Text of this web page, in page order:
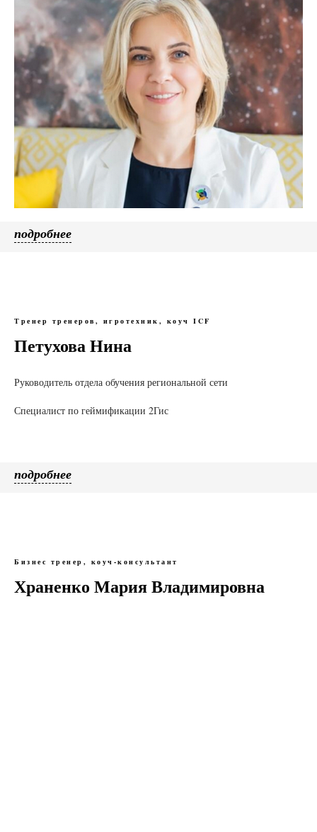
подробнее
Тренер тренеров, игротехник, коуч ICF
Петухова Нина
Руководитель отдела обучения региональной сети
Специалист по геймификации 2Гис
подробнее
Бизнес тренер, коуч-консультант
Храненко Мария Владимировна